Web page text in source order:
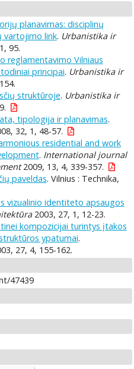
planavimas: disciplinų
vartojimo link. Urbanistika ir
95.
reglamentavimo Vilniaus
principai. Urbanistika ir
struktūroje. Urbanistika ir
tipologija ir planavimas.
32, 1, 48-57.
residential and work
. International journal
2009, 13, 4, 339-357.
paveldas. Vilnius : Technika,
vizualinio identiteto apsaugos
2003, 27, 1, 12-23.
kompozicijai turintys įtakos
ypatumai.
27, 4, 155-162.
47439